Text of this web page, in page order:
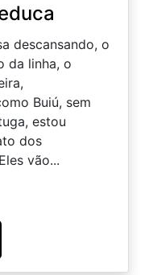
descansando, o
da linha, o
Buiú, sem
estou
dos
vão...